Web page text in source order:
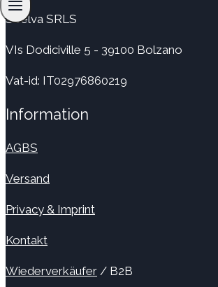
Soelva SRLS
VIs Dodiciville 5 - 39100 Bolzano
Vat-id: IT02976860219
Information
AGBS
Versand
Privacy & Imprint
Kontakt
Wiederverkäufer / B2B